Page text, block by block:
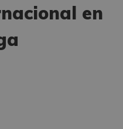
en